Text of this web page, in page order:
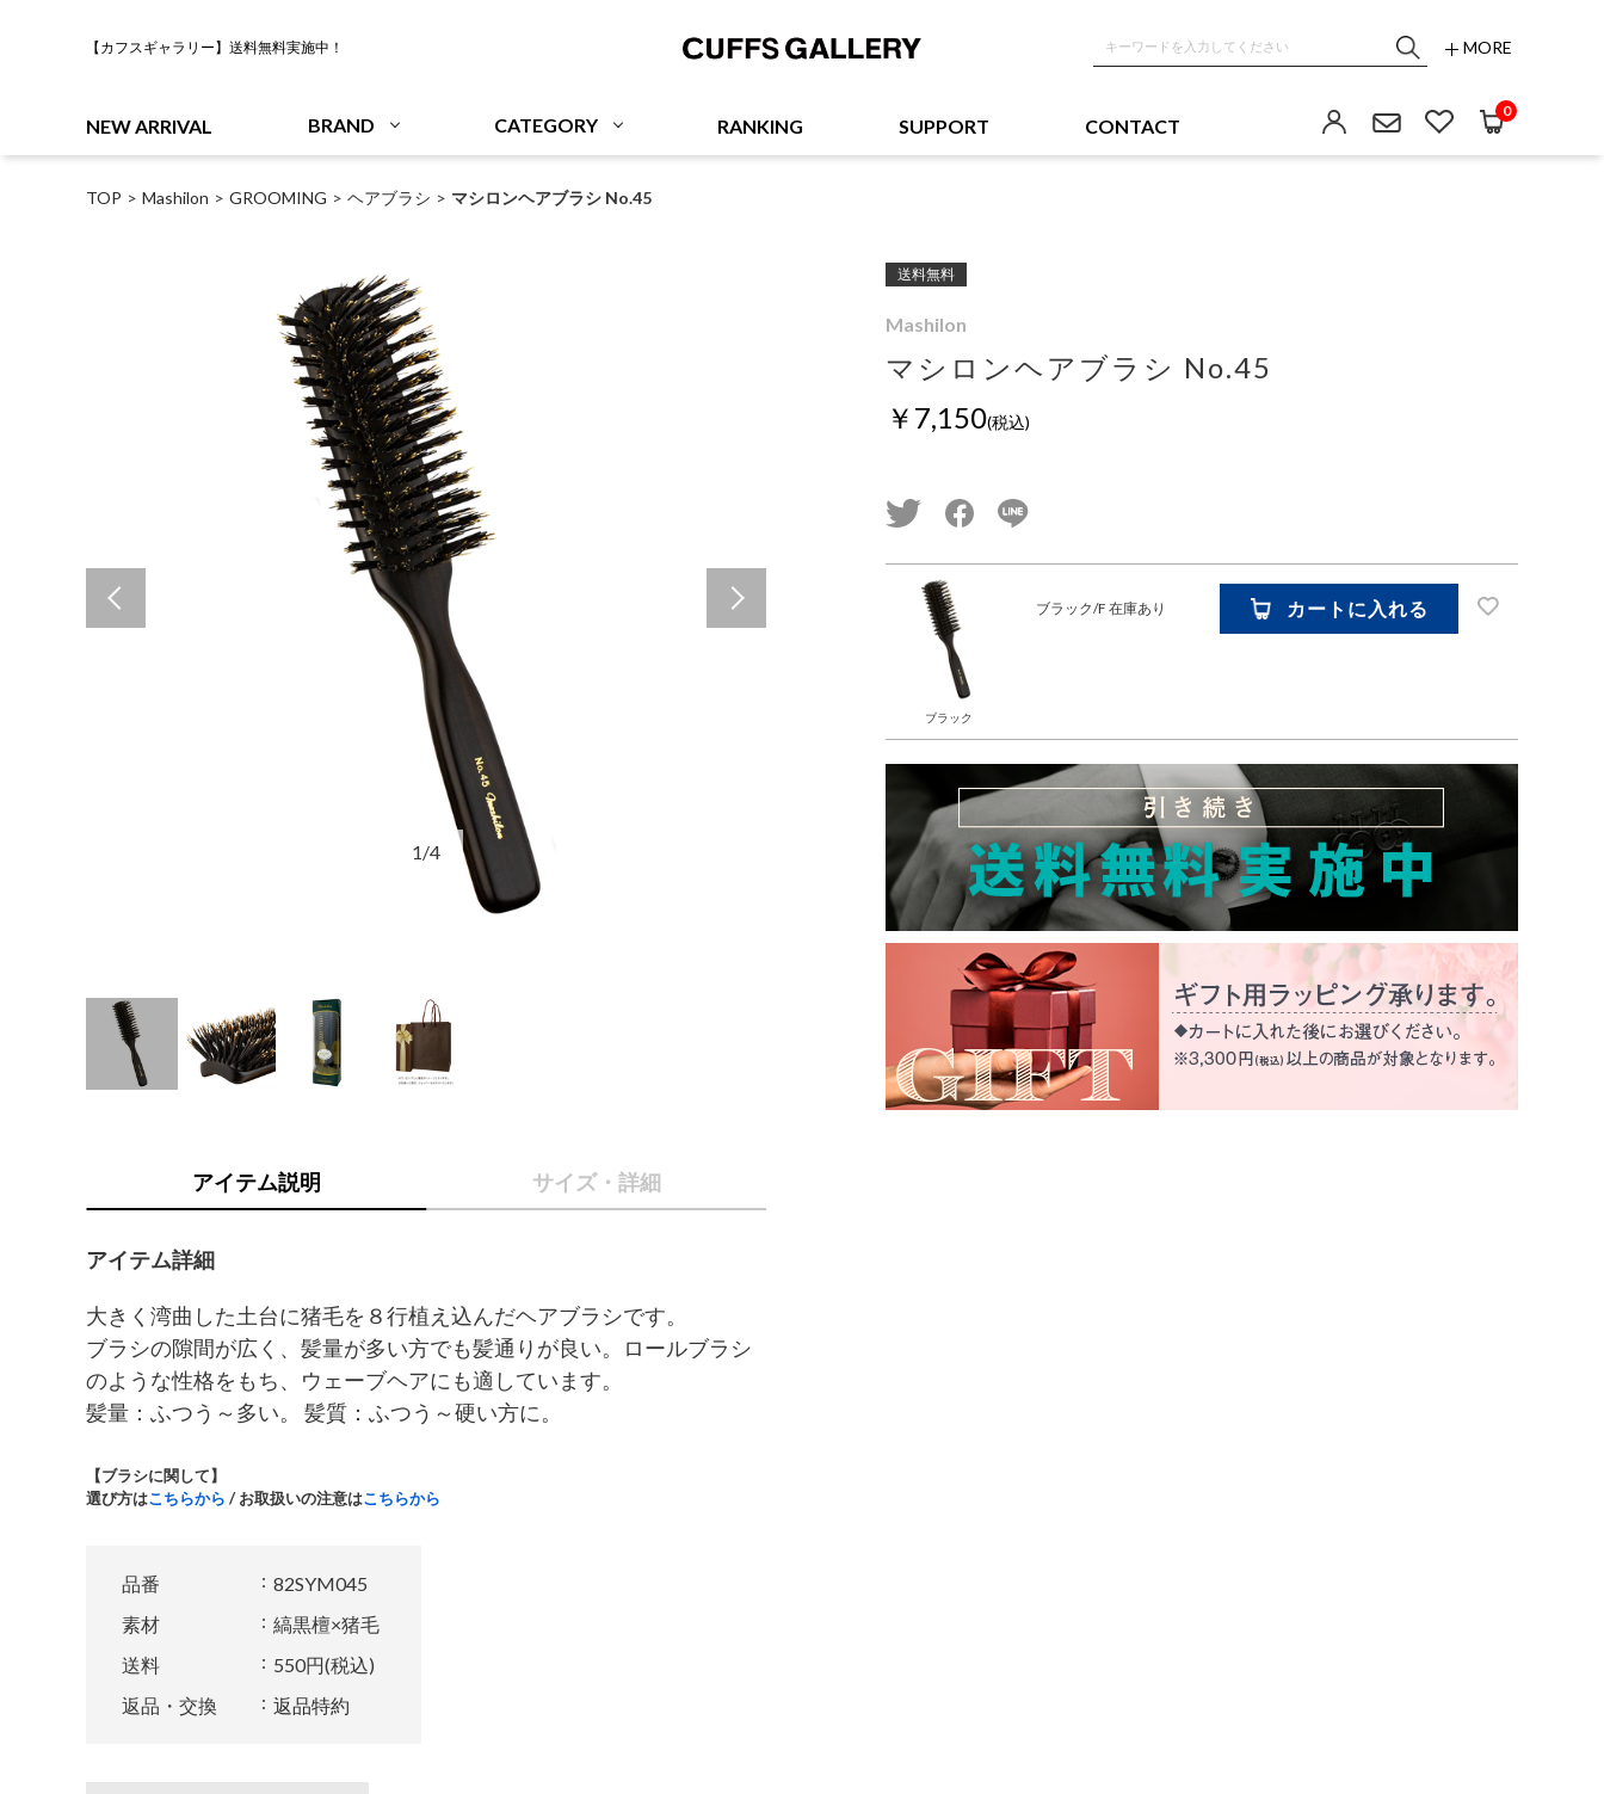
【カフスギャラリー】送料無料実施中！ MORE
NEW ARRIVAL BRAND CATEGORY RANKING SUPPORT CONTACT
0
TOP Mashilon GROOMING ヘアブラシ マシロンヘアブラシ No.45
1/4
アイテム説明 サイズ・詳細
アイテム詳細
大きく湾曲した土台に猪毛を８行植え込んだヘアブラシです。
ブラシの隙間が広く、髪量が多い方でも髪通りが良い。ロールブラシ
のような性格をもち、ウェーブヘアにも適しています。
髪量：ふつう～多い。 髪質：ふつう～硬い方に。
【ブラシに関して】
選び方はこちらから / お取扱いの注意はこちらから
品番
82SYM045
素材
縞黒檀×猪毛
送料
550円(税込)
返品・交換
返品特約
送料無料
Mashilon
マシロンヘアブラシ No.45
￥7,150(税込)
twitter facebook
ブラック
ブラック/F 在庫あり カートに入れる